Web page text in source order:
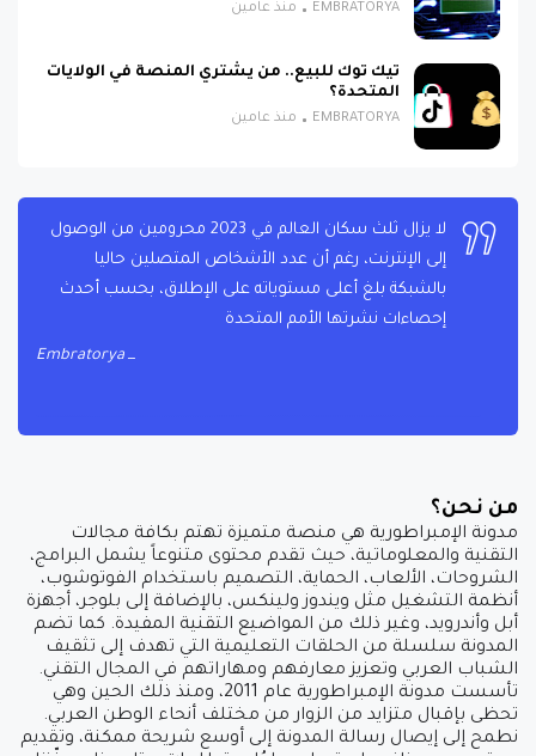
EMBRATORYA منذ عامين
تيك توك للبيع.. من يشتري المنصة في الولايات
المتحدة؟
EMBRATORYA منذ عامين
لا يزال ثلث سكان العالم في 2023 محرومين من الوصول
إلى الإنترنت، رغم أن عدد الأشخاص المتصلين حاليا
بالشبكة بلغ أعلى مستوياته على الإطلاق، بحسب أحدث
إحصاءات نشرتها الأمم المتحدة
Embratorya
من نحن؟
مدونة الإمبراطورية هي منصة متميزة تهتم بكافة مجالات
التقنية والمعلوماتية، حيث تقدم محتوى متنوعاً يشمل البرامج،
الشروحات، الألعاب، الحماية، التصميم باستخدام الفوتوشوب،
أنظمة التشغيل مثل ويندوز ولينكس، بالإضافة إلى بلوجر، أجهزة
أبل وأندرويد، وغير ذلك من المواضيع التقنية المفيدة. كما تضم
المدونة سلسلة من الحلقات التعليمية التي تهدف إلى تثقيف
الشباب العربي وتعزيز معارفهم ومهاراتهم في المجال التقني.
تأسست مدونة الإمبراطورية عام 2011، ومنذ ذلك الحين وهي
تحظى بإقبال متزايد من الزوار من مختلف أنحاء الوطن العربي.
نطمح إلى إيصال رسالة المدونة إلى أوسع شريحة ممكنة، وتقديم